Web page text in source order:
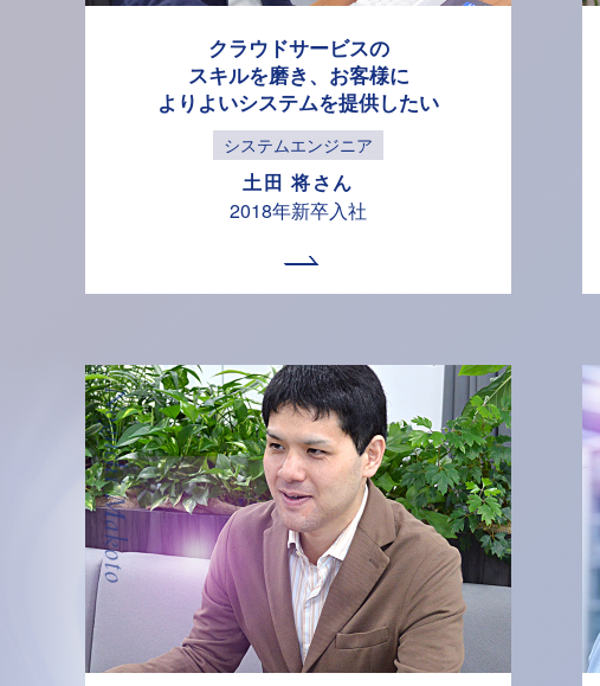
クラウドサービスの
スキルを磨き、 お客様に
よりよいシステムを提供したい
システムエンジニア
土田 将さん
2018年新卒入社
Noguchi Makoto